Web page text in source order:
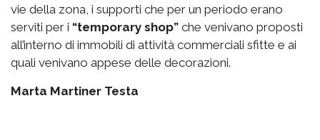
vie della zona, i supporti che per un periodo erano
serviti per i “temporary shop” che venivano proposti
all’interno di immobili di attività commerciali sfitte e ai
quali venivano appese delle decorazioni.
Marta Martiner Testa